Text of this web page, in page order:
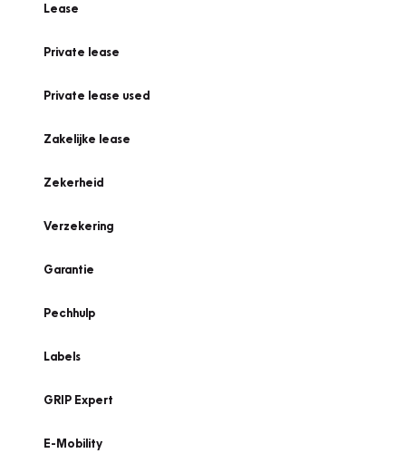
Lease
Private lease
Private lease used
Zakelijke lease
Zekerheid
Verzekering
Garantie
Pechhulp
Labels
GRIP Expert
E-Mobility